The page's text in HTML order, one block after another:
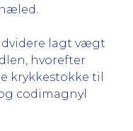
lagt vægt
hvorefter
krykkestokke til
codimagnyl